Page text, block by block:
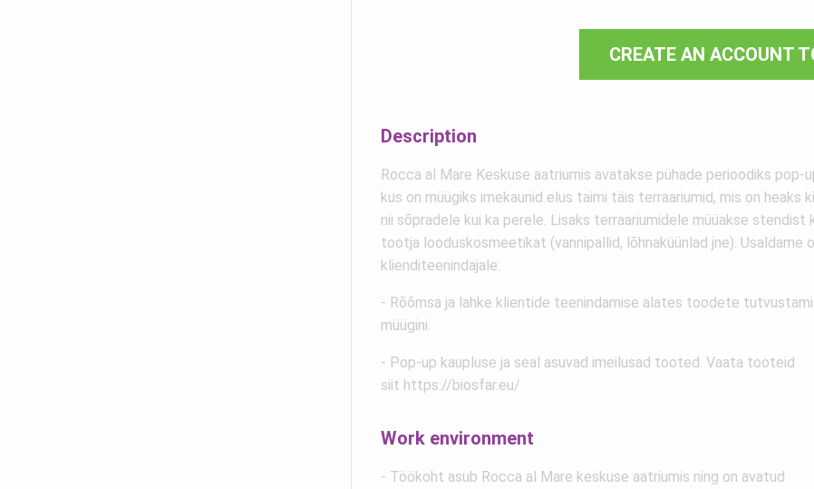
CREATE AN ACCOUNT
Description
Rocca al Mare Keskuse aatriumis avatakse pühade perioodiks pop-
kus on müügiks imekaunid elus taimi täis terraariumid, mis on heaks
nii sõpradele kui ka perele. Lisaks terraariumidele müüakse stendist
tootja looduskosmeetikat (vannipallid, lõhnaküünlad jne). Usaldame
klienditeenindajale:
- Rõõmsa ja lahke klientide teenindamise alates toodete
müügini.
- Pop-up kaupluse ja seal asuvad imeilusad tooted. Vaata tooteid
siit https://biosfar.eu/
Work environment
- Töökoht asub Rocca al Mare keskuse aatriumis ning on avatud